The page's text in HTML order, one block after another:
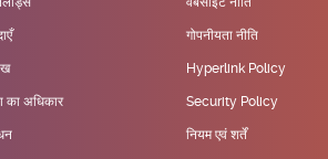
का अधिकार
गोपनीयता नीति
Hyperlink Policy
Security Policy
नियम एवं शर्तें